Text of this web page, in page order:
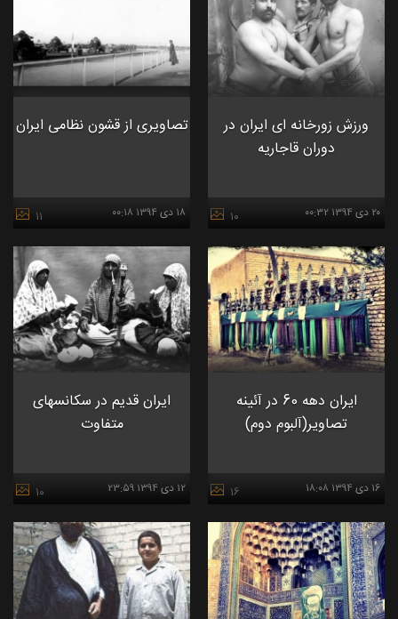
ورزش زورخانه ای ایران در
دوران قاجاریه
۲۰ دی ۱۳۹۴ ۰۰:۳۲ ۱۰
تصاویری از قشون نظامی ایران
۱۸ دی ۱۳۹۴ ۰۰:۱۸ ۱۱
ايران دهه 60 در آئينه
تصاوير(آلبوم دوم)
۱۶ دی ۱۳۹۴ ۱۸:۰۸ ۱۶
ایران قدیم در سکانسهای
متفاوت
۱۲ دی ۱۳۹۴ ۲۳:۵۹ ۱۰